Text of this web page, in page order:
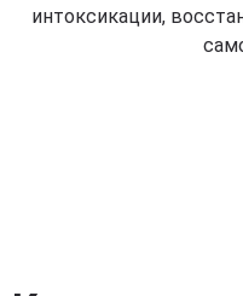
интоксикации,